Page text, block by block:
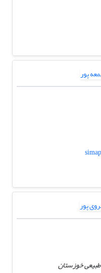
طبیعی خوزستان